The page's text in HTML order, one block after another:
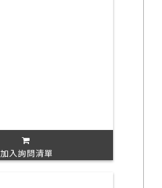
加入詢問清單